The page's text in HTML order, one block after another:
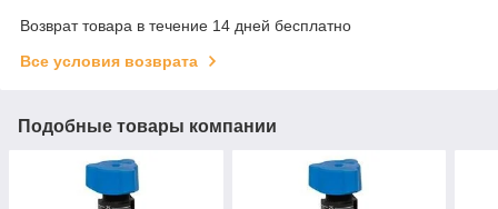
Возврат товара в течение 14 дней бесплатно
Все условия возврата
Подобные товары компании